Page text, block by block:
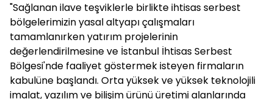
"Sağlanan ilave teşviklerle birlikte ihtisas serbest
bölgelerimizin yasal altyapı çalışmaları
tamamlanırken yatırım projelerinin
değerlendirilmesine ve İstanbul İhtisas Serbest
Bölgesi'nde faaliyet göstermek isteyen firmaların
kabulüne başlandı. Orta yüksek ve yüksek teknolojili
imalat, yazılım ve bilişim ürünü üretimi alanlarında